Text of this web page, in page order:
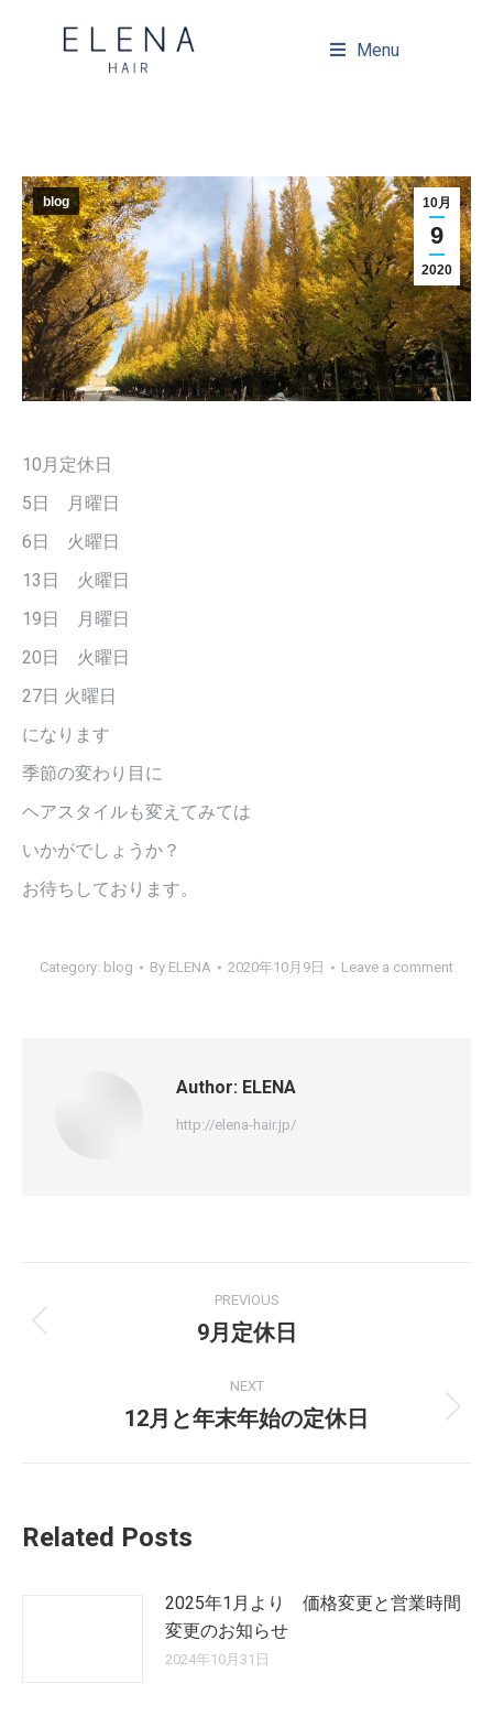
Menu
10月
9
2020
blog
10月定休日
5日 月曜日
6日 火曜日
13日 火曜日
19日 月曜日
20日 火曜日
27日 火曜日
になります
季節の変わり目に
ヘアスタイルも変えてみては
いかがでしょうか？
お待ちしております。
Category: blog By ELENA 2020年10月9日 Leave a comment
Author: ELENA
http://elena-hair.jp/
PREVIOUS
9月定休日
NEXT
12月と年末年始の定休日
Related Posts
2025年1月より 価格変更と営業時間
変更のお知らせ
2024年10月31日